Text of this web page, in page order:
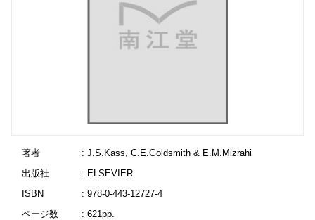
著者
: J.S.Kass, C.E.Goldsmith & E.M.Mizrahi
出版社
: ELSEVIER
ISBN
: 978-0-443-12727-4
ページ数
: 621pp.